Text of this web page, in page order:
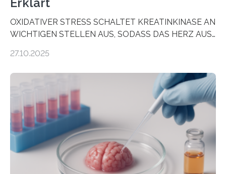
OXIDATIVER STRESS SCHALTET KREATINKINASE AN
WICHTIGEN STELLEN AUS, SODASS DAS HERZ AUS
aus dem Deutschen Zentrum für Herzinsuffizienz
im Journal Circulation, warum der Energietransport bei
der Hypertrophen Kardiomyopathie (HCM) versagen
kann und wie sich durch eine Verringerung der
Herzbelastung und des oxidativen Stresses
Rhythmusstörungen reduzieren lassen. Würzburg. Die
hypertrophe Kardiomyopathie (HCM) ist die häufigste
erblich bedingte Herzerkrankung. Sie führt dazu, dass
sich die linke Herzkammer verdickt, der Herzmuskel zu
27.10.2025